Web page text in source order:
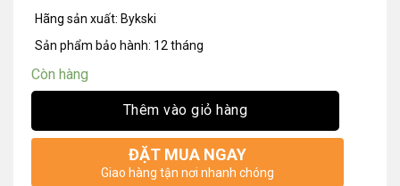
Hãng sản xuất: Bykski
Sản phẩm bảo hành: 12 tháng
Còn hàng
Thêm vào giỏ hàng
ĐẶT MUA NGAY
Giao hàng tận nơi nhanh chóng